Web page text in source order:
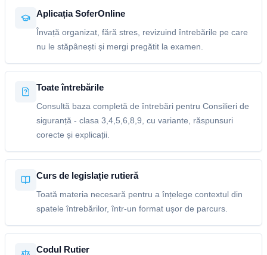
Aplicația SoferOnline
Învață organizat, fără stres, revizuind întrebările pe care
nu le stăpânești și mergi pregătit la examen.
Toate întrebările
Consultă baza completă de întrebări pentru Consilieri de
siguranță - clasa 3,4,5,6,8,9, cu variante, răspunsuri
corecte și explicații.
Curs de legislație rutieră
Toată materia necesară pentru a înțelege contextul din
spatele întrebărilor, într-un format ușor de parcurs.
Codul Rutier